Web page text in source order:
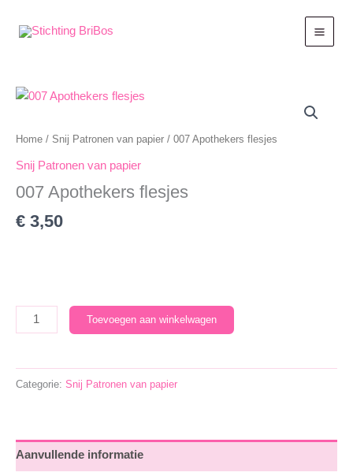
naar
Home / Snij Patronen van papier / 007 Apothekers flesjes
Snij Patronen van papier
007 Apothekers flesjes
€ 3,50
Apothekers
aantal
Toevoegen aan winkelwagen
Categorie: Snij Patronen van papier
Aanvullende informatie